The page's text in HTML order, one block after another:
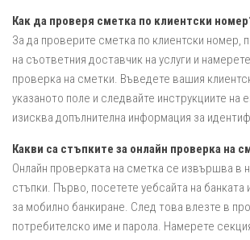
Как да проверя сметка по клиентски
За да проверите сметка по клиентски номер,
на съответния доставчик на услуги и
проверка на сметки. Въведете вашия
указаното поле и следвайте инструкциите на
изисква допълнителна информация за
Какви са стъпките за онлайн проверка на
Онлайн проверката на сметка се извършва в
стъпки. Първо, посетете уебсайта на банката
за мобилно банкиране. След това влезте в
потребителско име и парола. Намерете